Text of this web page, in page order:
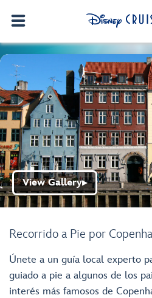
Recorrido a Pie por
View Gallery▶
Únete a un guía local experto
guiado a pie a algunos de los
interés más famosos de